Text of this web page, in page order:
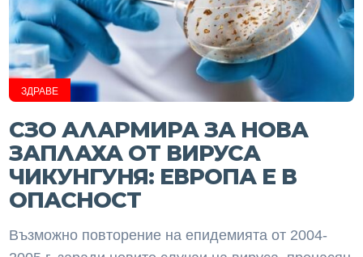
ЗДРАВЕ
СЗО АЛАРМИРА ЗА НОВА
ЗАПЛАХА ОТ ВИРУСА
ЧИКУНГУНЯ: ЕВРОПА Е В
ОПАСНОСТ
Възможно повторение на епидемията от 2004-